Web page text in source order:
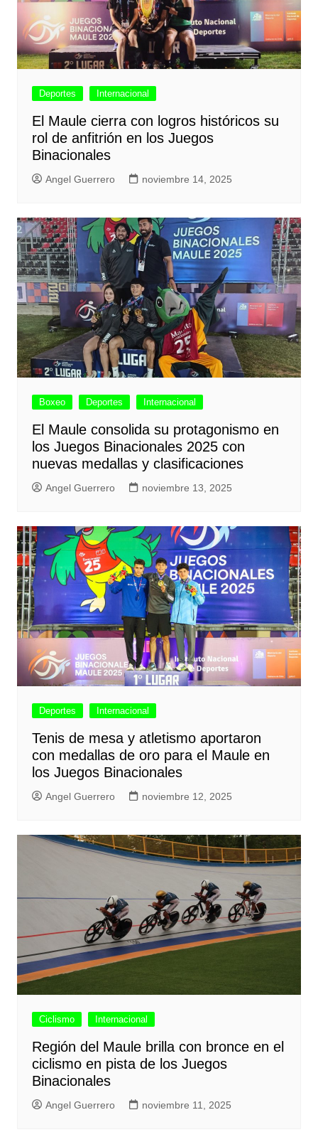
Deportes Internacional
El Maule cierra con logros históricos su
rol de anfitrión en los Juegos
Binacionales
Angel Guerrero noviembre 14, 2025
Boxeo Deportes Internacional
El Maule consolida su protagonismo en
los Juegos Binacionales 2025 con
nuevas medallas y clasificaciones
Angel Guerrero noviembre 13, 2025
Deportes Internacional
Tenis de mesa y atletismo aportaron
con medallas de oro para el Maule en
los Juegos Binacionales
Angel Guerrero noviembre 12, 2025
Ciclismo Internacional
Región del Maule brilla con bronce en el
ciclismo en pista de los Juegos
Binacionales
Angel Guerrero noviembre 11, 2025